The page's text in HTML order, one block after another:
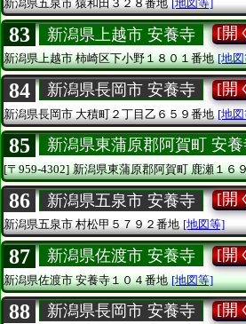
新潟県五泉市 猿和田３２８番地 [地図等]
83 新潟県上越市 安養寺 [開
新潟県上越市柿崎区下小野１８０１番地 [地
84 新潟県長岡市 安養寺 [開
新潟県長岡市 大積町２丁目乙６５９番地 [地
85 新潟県東蒲原郡阿賀町 安
[〒959-4302] 新潟県東蒲原郡阿賀町鹿瀬１６
86 新潟県五泉市 安養寺 [開
新潟県五泉市村松甲５７９２番地 [地図等]
87 新潟県佐渡市 安養寺 [開
新潟県佐渡市安養寺１０４番地 [地図等]
88 新潟県長岡市 安養寺 [開